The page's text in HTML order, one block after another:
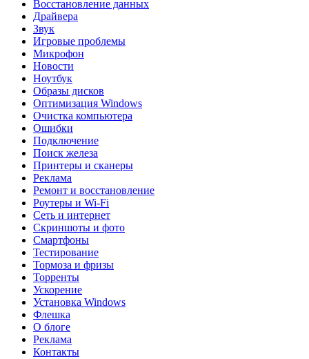
Восстановление данных
Драйвера
Звук
Игровые проблемы
Микрофон
Новости
Ноутбук
Образы дисков
Оптимизация Windows
Очистка компьютера
Ошибки
Подключение
Поиск железа
Принтеры и сканеры
Реклама
Ремонт и восстановление
Роутеры и Wi-Fi
Сеть и интернет
Скриншоты и фото
Смартфоны
Тестирование
Тормоза и фризы
Торренты
Ускорение
Установка Windows
Флешка
О блоге
Реклама
Контакты